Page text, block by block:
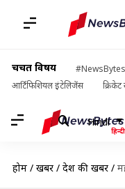
चर्चित विषय
आर्टिफिशियल इंटेलिजेंस
क्रिकेट
Hindi
होम / खबरें / देश की खबरें /